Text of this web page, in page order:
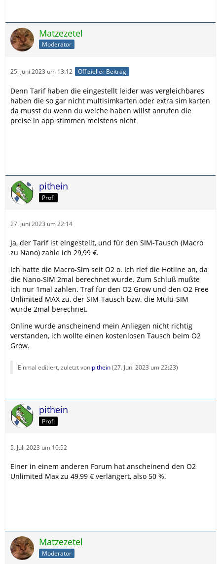
Matzezetel
Moderator
25. Juni 2023 um 13:12 Offizieller Beitrag
Denn Tarif haben die eingestellt leider was vergleichbares
haben die so gar nicht multisimkarten oder extra sim karten
da musst du wenn du welche haben willst anrufen die
preise in app stimmen meistens nicht
pithein
Profi
27. Juni 2023 um 22:14
Ja, der Tarif ist eingestellt, und für den SIM-Tausch (Macro
zu Nano) zahle ich 29,99 €.
Ich hatte die Macro-Sim seit O2 o. Ich rief die Hotline an, da
die Nano-SIM 2mal berechnet wurde. Zum Schluß mußte
ich nur 1mal zahlen. Traf für den O2 Grow und den O2 Free
Unlimited MAX zu, der SIM-Tausch bzw. die Multi-SIM
wurde 2mal berechnet.
Online wurde anscheinend mein Anliegen nicht richtig
verstanden, ich wollte einen kostenlosen Tausch beim O2
Grow.
Einmal editiert, zuletzt von pithein(27. Juni 2023 um 22:23)
pithein
Profi
5. Juli 2023 um 10:52
Einer in einem anderen Forum hat anscheinend den O2
Unlimited Max zu 49,99 € verlängert, also 50 %.
Matzezetel
Moderator